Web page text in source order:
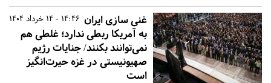
14:46 - 14 خرداد 1404 غنی سازی ایران
به آمریکا ربطی ندارد؛ غلطی هم‌
نمی‌توانند بکنند/ جنایات رژیم
صهیونیستی در غزه حیرت‌انگیز
است